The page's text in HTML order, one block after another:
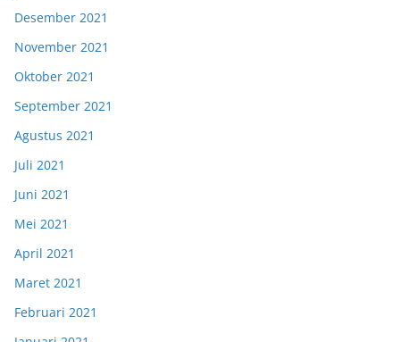
Desember 2021
November 2021
Oktober 2021
September 2021
Agustus 2021
Juli 2021
Juni 2021
Mei 2021
April 2021
Maret 2021
Februari 2021